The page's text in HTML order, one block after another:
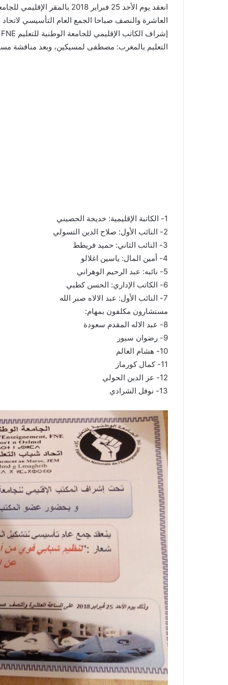
انعقد يوم الأحد 25 فبراير
العاشرة والنصف صباحا الجمع العام التأسيسي
التعليم بالمغرب: مصطفى لمسيكين، وبعد مناقشة
1- الكاتبة الإقليمية: خديجة الحصيني
2- النائب الأول: صلاح الدين التسولي
3- النائب الثاني: حميد فريطط
4- أمين المال: ياسين اغلالو
5- نائبه: عبد الرحيم الوهراني
6- الكاتب الإداري: الحسن كطبي
7- النائب الأول: عبد الالاه صبر الله
مستشارون مكلفون بمهام:
8- عبد الاله المقدم سعودة
9- رضوان سيور
10- هشام العالم
11- كمال كورماز
12- عز الدين الحولي
13- نوفل الشرادي